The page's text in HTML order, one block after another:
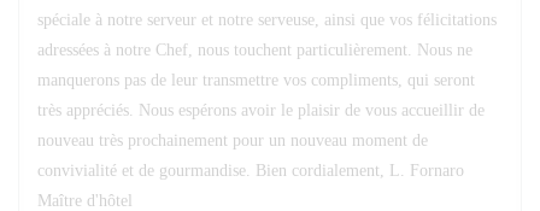
spéciale à notre serveur et notre serveuse, ainsi que vos félicitations
adressées à notre Chef, nous touchent particulièrement. Nous ne
manquerons pas de leur transmettre vos compliments, qui seront
très appréciés. Nous espérons avoir le plaisir de vous accueillir de
nouveau très prochainement pour un nouveau moment de
convivialité et de gourmandise. Bien cordialement, L. Fornaro
Maître d'hôtel